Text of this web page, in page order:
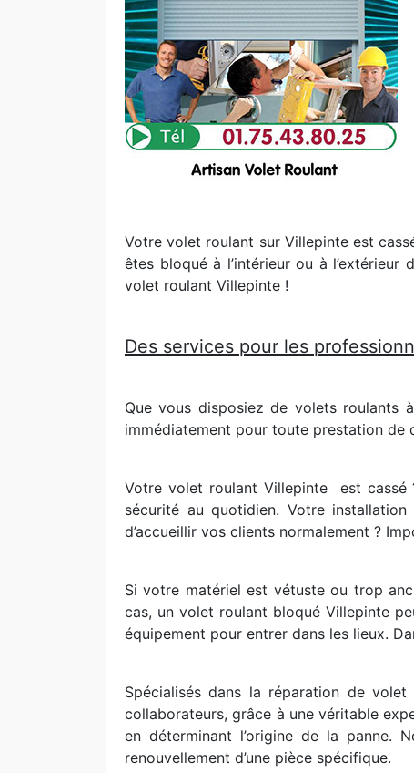
Votre volet roulant sur Villepinte est
êtes bloqué à l’intérieur ou à
volet roulant Villepinte !
Des services pour les
Que vous disposiez de volets roulants
immédiatement pour toute prestation de
Votre volet roulant Villepinte
est cassé
sécurité au quotidien. Votre
d’accueillir vos clients normalement ?
Si votre matériel est vétuste ou trop
cas, un volet roulant bloqué Villepinte
équipement pour entrer dans les lieux.
Spécialisés dans la réparation de
collaborateurs, grâce à une véritable
en déterminant l’origine de la panne.
renouvellement d’une pièce spécifique.